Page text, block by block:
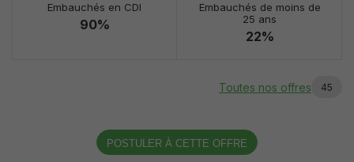
Embauchés en CDI
90%
Embauchés de moins de
25 ans
22%
Toutes nos offres 45
POSTULER À CETTE OFFRE
permettent
d'optimiser
fonction de
Experience